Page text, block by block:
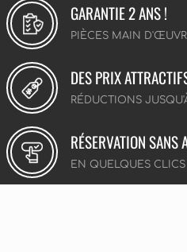
GARANTIE 2 ANS !
PIÈCES MAIN
DES PRIX
RÉDUCTIONS
RÉSERVATION SANS
EN QUELQUES CLICS